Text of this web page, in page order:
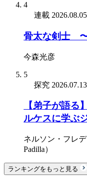
4
連載 2026.08.05
骨太な剣士
今森光彦
5
探究 2026.07.13
【弟子が語る
ルケスに学ぶ
ネルソン・フレ
Padilla）
ランキングをもっと見る